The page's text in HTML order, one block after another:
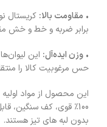
• مقاومت بالا: کریستال
برابر ضربه و خط و خش
• وزن ایده‌آل: این
حس مرغوبیت کالا را
این محصول از مواد
100٪ قوی، کف سنگین،
بدون لبه های تیز هستند.